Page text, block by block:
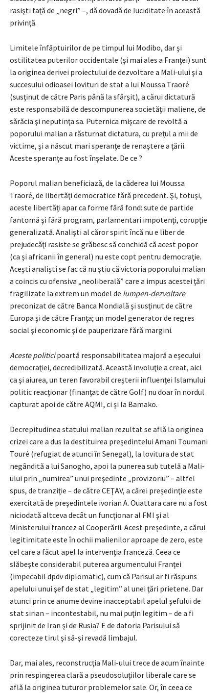
rasişti faţă de „negri” –, dă dovadă de luciditate în această
privinţă.
Limitele înfăptuirilor de pe timpul lui Modibo, dar şi
ostilitatea puterilor occidentale (şi mai ales a Franţei) sunt
la originea derivei proiectului de dezvoltare a Mali-ului şi a
succesului odioasei lovituri de stat a lui Moussa Traoré
(susţinut de către Paris până la sfârşit), a cărui dictatură
este responsabilă de descompunerea societăţii maliene, de
sărăcia şi neputinţa sa. Puternica mişcare de revoltă a
poporului malian a răsturnat dictatura, cu preţul a mii de
victime, şi a născut mari speranţe de renaştere a ţării.
Aceste speranţe au fost înşelate. De ce ?
Poporul malian beneficiază, de la căderea lui Moussa
Traoré, de libertăţi democratice fără precedent. Şi, totuşi,
aceste libertăți apar ca forme fără fond: sute de partide
fantomă şi fără program, parlamentari impotenţi, corupţie
generalizată. Analişti al căror spirit încă nu e liber de
prejudecăţi rasiste se grăbesc să conchidă că acest popor
(ca şi africanii în general) nu este copt pentru democraţie.
Acești analiști se fac că nu ştiu că victoria poporului malian
a coincis cu ofensiva „neoliberală” care a impus acestei ţări
fragilizate la extrem un model de lumpen-dezvoltare
preconizat de către Banca Mondială şi susţinut de către
Europa şi de către Franţa; un model generator de regres
social şi economic şi de pauperizare fără margini.
Aceste politicipoartă responsabilitatea majoră a eşecului
democraţiei, decredibilizată. Această involuţie a creat, aici
ca şi aiurea, un teren favorabil creşterii influenţei Islamului
politic reacţionar (finanţat de către Golf) nu doar în nordul
capturat apoi de către AQMI, ci şi la Bamako.
Decrepitudinea statului malian rezultat se află la originea
crizei care a dus la destituirea preşedintelui Amani Toumani
Touré (refugiat de atunci în Senegal), la lovitura de stat
negândită a lui Sanogho, apoi la punerea sub tutelă a Mali-
ului prin „numirea” unui preşedinte „provizoriu” – altfel
spus, de tranziţie – de către CEŢAV, a cărei preşedinţie este
exercitată de preşedintele ivorian A. Ouattara care nu a fost
niciodată altceva decât un funcţionar al FMI şi al
Ministerului francez al Cooperării. Acest preşedinte, a cărui
legitimitate este în ochii malienilor aproape de zero, este
cel care a făcut apel la intervenţia franceză. Ceea ce
slăbeşte considerabil puterea argumentului Franţei
(impecabil dpdv diplomatic), cum că Parisul ar fi răspuns
apelului unui şef de stat „legitim” al unei ţări prietene. Dar
atunci prin ce anume devine inacceptabil apelul şefului de
stat sirian – incontestabil, nu mai puţin legitim – de a fi
sprijinit de Iran şi de Rusia? E de datoria Parisului să
corecteze tirul şi să-şi revadă limbajul.
Dar, mai ales, reconstrucţia Mali-ului trece de acum înainte
prin respingerea clară a pseudosoluţiilor liberale care se
află la originea tuturor problemelor sale. Or, în ceea ce